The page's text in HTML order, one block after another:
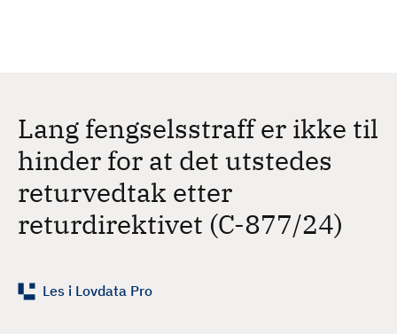
Lang fengselsstraff er ikke til
hinder for at det utstedes
returvedtak etter
returdirektivet (C-877/24)
Les i Lovdata Pro